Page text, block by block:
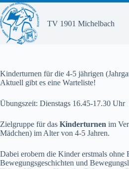
Zum
Inhalt
springen
TV 1901 Michelbach
Kinderturnen für die 4-5 jährigen
Aktuell gibt es eine Warteliste!
Übungszeit: Dienstags 16.45-17.30
Zielgruppe für das Kinderturnen im
Mädchen) im Alter von 4-5 Jahren.
Dabei erobern die Kinder erstmals ohne
Bewegungsgeschichten und